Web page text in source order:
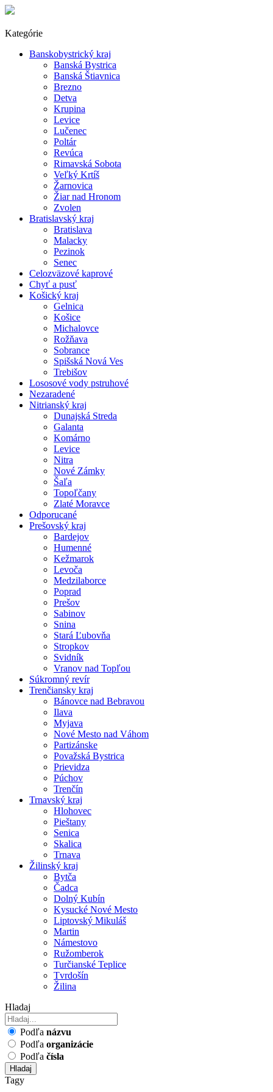
Kategórie
Banskobystrický kraj
Banská Bystrica
Banská Štiavnica
Brezno
Detva
Krupina
Levice
Lučenec
Poltár
Revúca
Rimavská Sobota
Veľký Krtíš
Žarnovica
Žiar nad Hronom
Zvolen
Bratislavský kraj
Bratislava
Malacky
Pezinok
Senec
Celozväzové kaprové
Chyť a pusť
Košický kraj
Gelnica
Košice
Michalovce
Rožňava
Sobrance
Spišská Nová Ves
Trebišov
Lososové vody pstruhové
Nezaradené
Nitrianský kraj
Dunajská Streda
Galanta
Komárno
Levice
Nitra
Nové Zámky
Šaľa
Topoľčany
Zlaté Moravce
Odporucané
Prešovský kraj
Bardejov
Humenné
Kežmarok
Levoča
Medzilaborce
Poprad
Prešov
Sabinov
Snina
Stará Ľubovňa
Stropkov
Svidník
Vranov nad Topľou
Súkromný revír
Trenčiansky kraj
Bánovce nad Bebravou
Ilava
Myjava
Nové Mesto nad Váhom
Partizánske
Považská Bystrica
Prievidza
Púchov
Trenčín
Trnavský kraj
Hlohovec
Pieštany
Senica
Skalica
Trnava
Žilinský kraj
Bytča
Čadca
Dolný Kubín
Kysucké Nové Mesto
Liptovský Mikuláš
Martin
Námestovo
Ružomberok
Turčianské Teplice
Tvrdošín
Žilina
Hladaj
Podľa názvu
Podľa organizácie
Podľa čísla
Hladaj
Tagy